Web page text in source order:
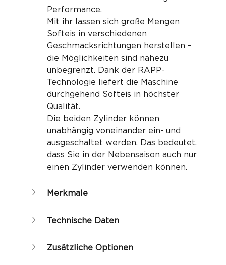
Performance.
Mit ihr lassen sich große Mengen
Softeis in verschiedenen
Geschmacksrichtungen herstellen –
die Möglichkeiten sind nahezu
unbegrenzt. Dank der RAPP-
Technologie liefert die Maschine
durchgehend Softeis in höchster
Qualität.
Die beiden Zylinder können
unabhängig voneinander ein- und
ausgeschaltet werden. Das bedeutet,
dass Sie in der Nebensaison auch nur
einen Zylinder verwenden können.
Merkmale
Technische Daten
Zusätzliche Optionen